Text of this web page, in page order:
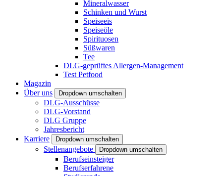
Mineralwasser
Schinken und Wurst
Speiseeis
Speiseöle
Spirituosen
Süßwaren
Tee
DLG-geprüftes Allergen-Management
Test Petfood
Magazin
Über uns
Dropdown umschalten
DLG-Ausschüsse
DLG-Vorstand
DLG Gruppe
Jahresbericht
Karriere
Dropdown umschalten
Stellenangebote Dropdown umschalten
Berufseinsteiger
Berufserfahrene